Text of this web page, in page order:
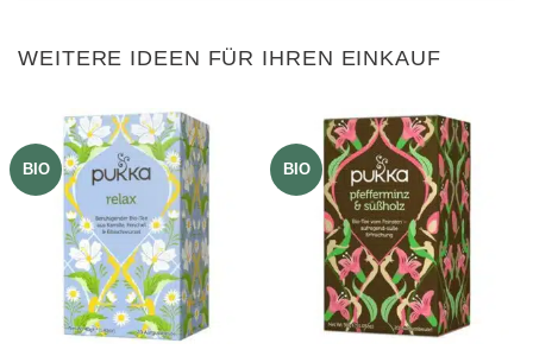
WEITERE IDEEN FÜR IHREN EINKAUF
BIO BIO